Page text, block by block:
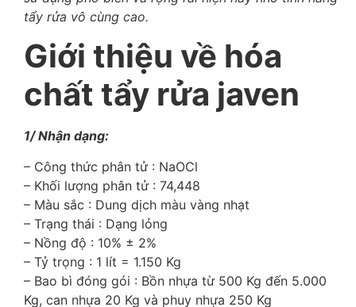
tẩy rửa vô cùng cao.
Giới thiệu về hóa
chất tẩy rửa javen
1/ Nhận dạng:
– Công thức phân tử : NaOCl
– Khối lượng phân tử : 74,448
– Màu sắc : Dung dịch màu vàng nhạt
– Trạng thái : Dạng lỏng
– Nồng độ : 10% ± 2%
– Tỷ trọng : 1 lít = 1.150 Kg
– Bao bì đóng gói : Bồn nhựa từ 500 Kg đến 5.000
Kg, can nhựa 20 Kg và phuy nhựa 250 Kg